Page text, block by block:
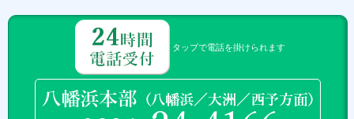
タップで電話を掛けられます